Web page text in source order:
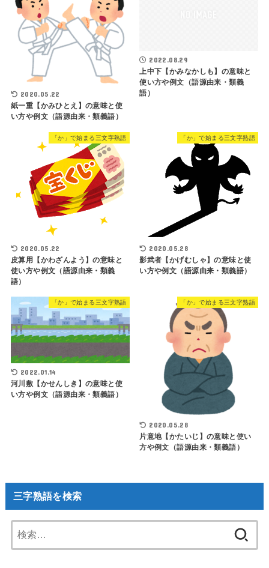
2020.05.22
紙一重【かみひとえ】の意味と使
い方や例文（語源由来・類義語）
2022.08.29
上中下【かみなかしも】の意味と
使い方や例文（語源由来・類義
語）
「か」で始まる三文字熟語
2020.05.22
皮算用【かわざんよう】の意味と
使い方や例文（語源由来・類義
語）
「か」で始まる三文字熟語
2020.05.28
影武者【かげむしゃ】の意味と使
い方や例文（語源由来・類義語）
「か」で始まる三文字熟語
2022.01.14
河川敷【かせんしき】の意味と使
い方や例文（語源由来・類義語）
「か」で始まる三文字熟語
2020.05.28
片意地【かたいじ】の意味と使い
方や例文（語源由来・類義語）
三字熟語を検索
索: